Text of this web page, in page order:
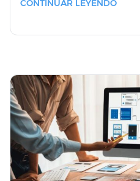
CONTINUAR LEYENDO